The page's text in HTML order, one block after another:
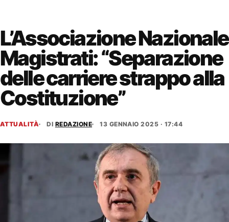
L’Associazione Nazionale
Magistrati: “Separazione
delle carriere strappo alla
Costituzione”
ATTUALITÀ DI REDAZIONE 13 GENNAIO 2025 · 17:44